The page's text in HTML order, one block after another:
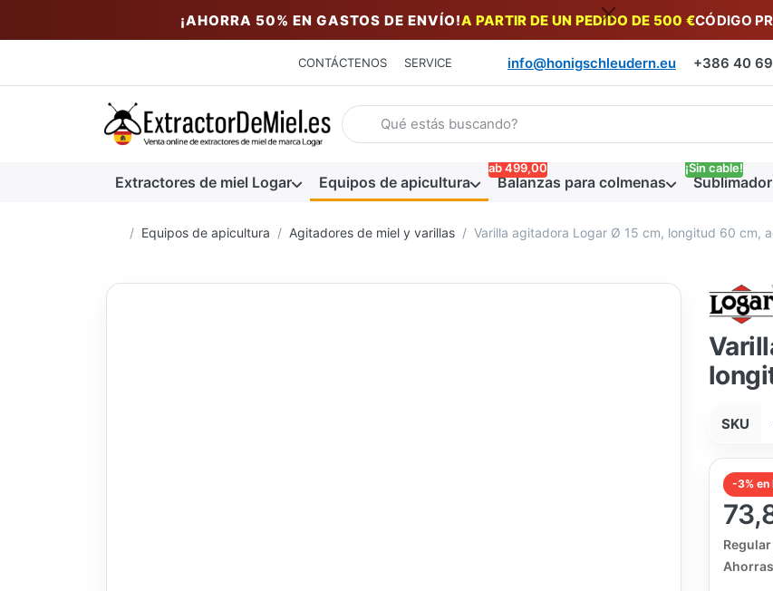
¡AHORRA 50% EN GASTOS DE ENVÍO!A PARTIR DE UN PEDIDO DE 500 €CÓDIGO
CONTÁCTENOS SERVICE info@honigschleudern.eu +386 40
Introduzca un término de búsqueda. Los primeros resultados
Extractores de miel Logar Equipos de apicultura Balanzas para colmenas
ab 499,00 ¡Sin cable!
Página de inicio
Equipos de apicultura Agitadores de miel y varillas Varilla agitadora Logar Ø 15 cm, longitud 60 cm,
SKU
-3% en
The